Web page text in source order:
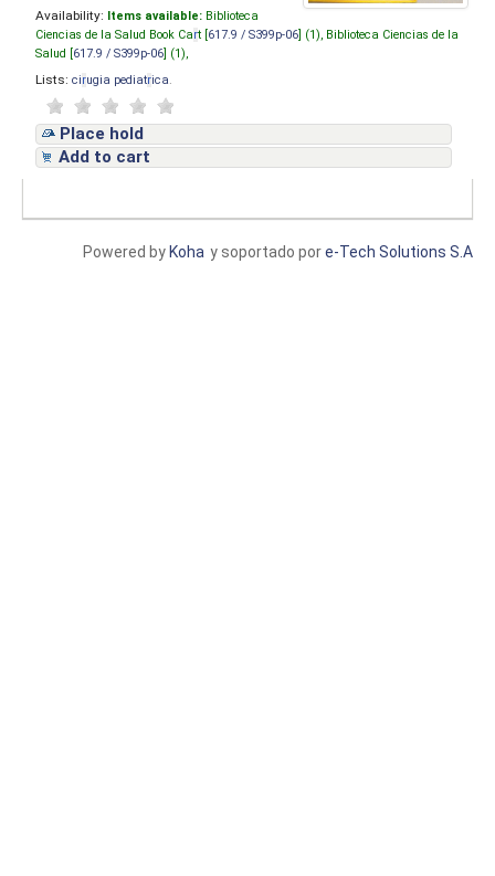
Availability: Items available: Biblioteca
Ciencias de la Salud Book Cart [ 617.9 / S399p-06 ] (1), Biblioteca Ciencias de la
Salud [ 617.9 / S399p-06 ] (1),
Lists: cirugia pediatrica
Place hold
Add to cart
y soportado pore-Tech Solutions S.A
Powered by Koha